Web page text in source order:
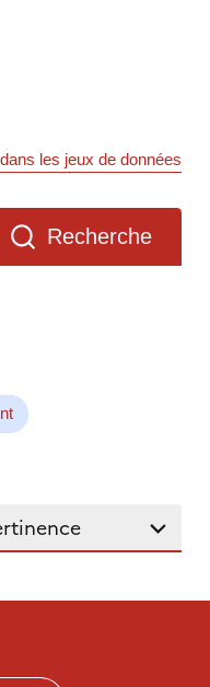
les jeux de données
Recherche